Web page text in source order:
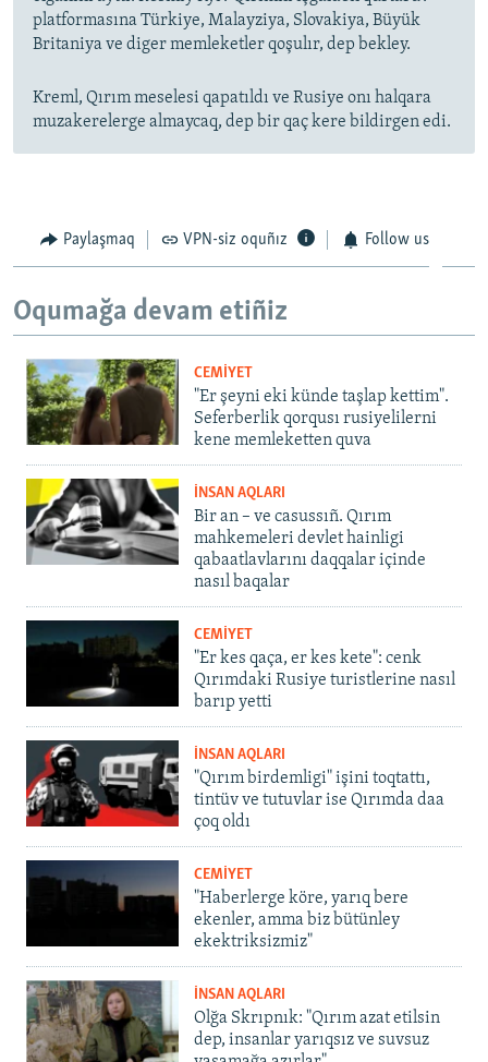
platformasına Türkiye, Malayziya, Slovakiya, Büyük
Britaniya ve diger memleketler qoşulır, dep bekley.
Kreml, Qırım meselesi qapatıldı ve Rusiye onı halqara
muzakerelerge almaycaq, dep bir qaç kere bildirgen edi.
Paylaşmaq VPN-siz oquñız Follow us
Oqumağa devam etiñiz
CEMİYET
"Er şeyni eki künde taşlap kettim".
Seferberlik qorqusı rusiyelilerni
kene memleketten quva
İNSAN AQLARI
Bir an – ve casussıñ. Qırım
mahkemeleri devlet hainligi
qabaatlavlarını daqqalar içinde
nasıl baqalar
CEMİYET
"Er kes qaça, er kes kete": cenk
Qırımdaki Rusiye turistlerine nasıl
barıp yetti
İNSAN AQLARI
"Qırım birdemligi" işini toqtattı,
tintüv ve tutuvlar ise Qırımda daa
çoq oldı
CEMİYET
"Haberlerge köre, yarıq bere
ekenler, amma biz bütünley
ekektriksizmiz"
İNSAN AQLARI
Olğa Skrıpnık: "Qırım azat etilsin
dep, insanlar yarıqsız ve suvsuz